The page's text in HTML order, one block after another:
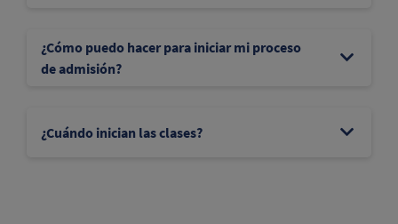
¿Cómo puedo hacer para iniciar mi proceso
de admisión?
¿Cuándo inician las clases?